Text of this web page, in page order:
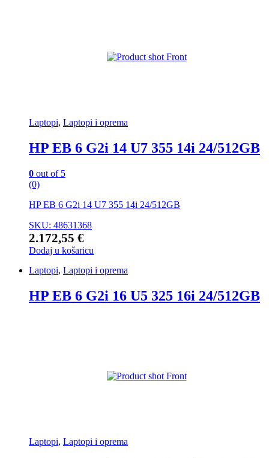
Laptopi, Laptopi i oprema
HP EB 6 G2i 14 U7 355 14i 24/512GB
0 out of 5
(0)
HP EB 6 G2i 14 U7 355 14i 24/512GB
SKU: 48631368
2.172,55 €
Dodaj u košaricu
Laptopi, Laptopi i oprema
HP EB 6 G2i 16 U5 325 16i 24/512GB
Laptopi, Laptopi i oprema